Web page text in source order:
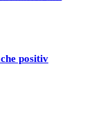
positiv